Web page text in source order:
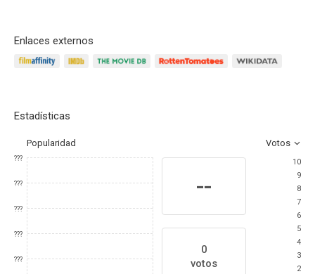
Enlaces externos
Estadísticas
Popularidad Votos
???
???
???
???
???
--
0
votos
10
9
8
7
6
5
4
3
2